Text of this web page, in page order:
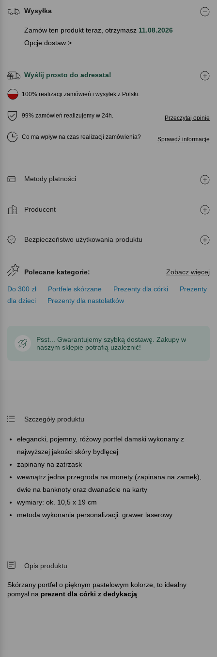
Wysyłka
Zamów ten produkt teraz, otrzymasz 11.08.2026
Opcje dostaw >
Wyślij prosto do adresata!
100% realizacji zamówień i wysyłek z Polski.
99% zamówień realizujemy w 24h. Przeczytaj opinie
Co ma wpływ na czas realizacji zamówienia Sprawdź informacje
Metody płatności
Producent
Bezpieczeństwo użytkowania produktu
Polecane kategorie: Zobacz więcej
Do 300 zł Portfele skórzane Prezenty dla córki
Prezenty
dla dzieci
Prezenty dla nastolatków
Psst... Gwarantujemy szybką dostawę. Zakupy w
naszym sklepie potrafią uzależnić!
Szczegóły produktu
elegancki, pojemny, różowy portfel damski wykonany z
najwyższej jakości skóry bydlęcej
zapinany na zatrzask
wewnątrz jedna przegroda na monety (zapinana na zamek),
dwie na banknoty oraz dwanaście na karty
wymiary: ok. 10,5 x 19 cm
metoda wykonania personalizacji: grawer laserowy
Opis produktu
Skórzany portfel o pięknym pastelowym kolorze, to idealny
pomysł na prezent dla córki z dedykacją